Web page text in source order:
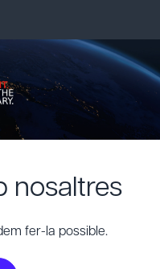
nosaltres
fer-la possible.